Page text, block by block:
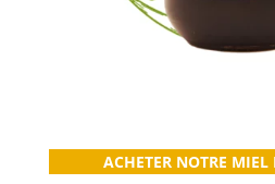
ACHETER NOTRE MIEL